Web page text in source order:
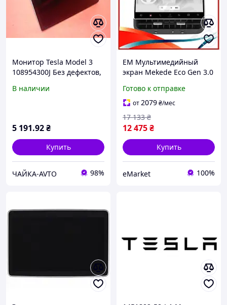
Монитор Tesla Model 3
108954300J Без дефектов,
В наличии
5 191.92₴
Купить
ЧАЙКА-AVTO 98%
EM Мультимедийный
экран Mekede Eco Gen 3.0
Model 3 Y дисплей для
пассажиров Andro MAR_K
Готово к отправке
от2079₴/мес
12 475₴
17 133 ₴
Купить
eMarket 100%